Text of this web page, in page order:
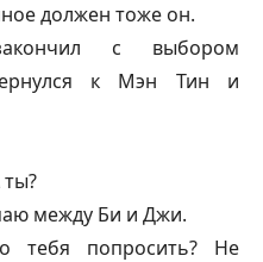
должен тоже он.
с выбором
к Мэн Тин и
между Би и Джи.
попросить? Не